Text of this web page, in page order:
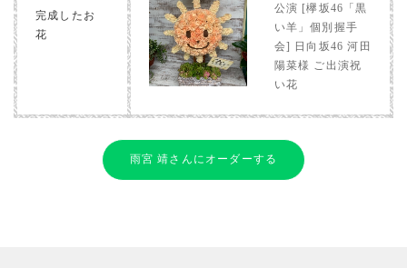
完成したお
花
公演 [欅坂46「黒
い羊」個別握手
会] 日向坂46 河田
陽菜様 ご出演祝
い花
雨宮 靖さんにオーダーする